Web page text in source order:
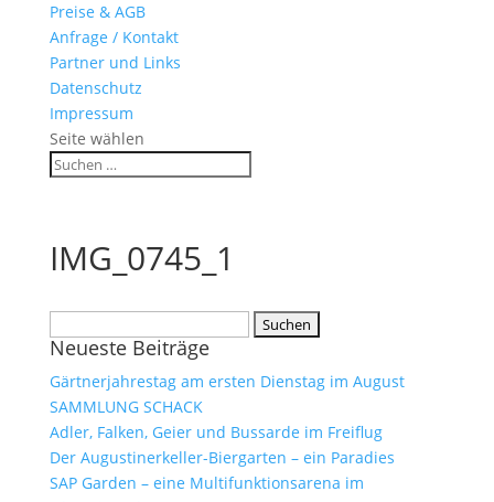
Preise & AGB
Anfrage / Kontakt
Partner und Links
Datenschutz
Impressum
Seite wählen
IMG_0745_1
nach:
Neueste Beiträge
Gärtnerjahrestag am ersten Dienstag im August
SAMMLUNG SCHACK
Adler, Falken, Geier und Bussarde im Freiflug
Der Augustinerkeller-Biergarten – ein Paradies
SAP Garden – eine Multifunktionsarena im